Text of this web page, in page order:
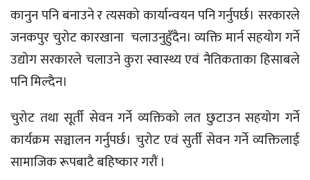
कानुन पनि बनाउने र त्यसको कार्यान्वयन पनि गर्नुपर्छ। सरकारले
जनकपुर चुरोट कारखाना चलाउनुहुँदैन। व्यक्ति मार्न सहयोग गर्ने
उद्योग सरकारले चलाउने कुरा स्वास्थ्य एवं नैतिकताका हिसाबले
पनि मिल्दैन।
चुरोट तथा सूर्ती सेवन गर्ने व्यक्तिको लत छुटाउन सहयोग गर्ने
कार्यक्रम सञ्चालन गर्नुपर्छ। चुरोट एवं सुर्ती सेवन गर्ने व्यक्तिलाई
सामाजिक रूपबाटै बहिष्कार गरौं ।